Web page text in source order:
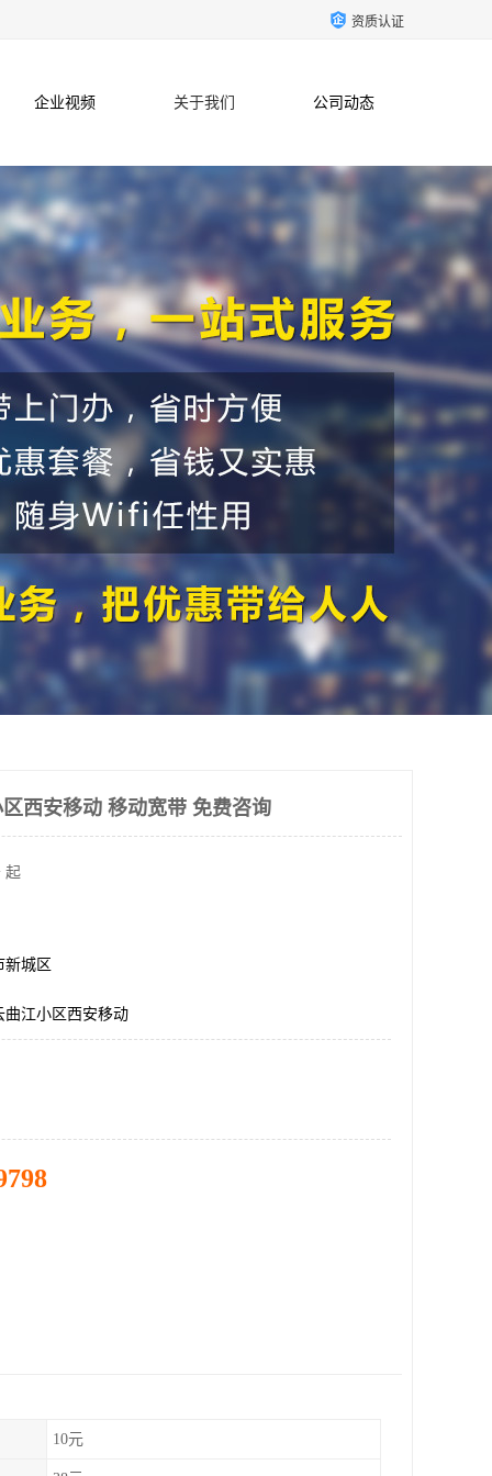
资质认证
企业视频 关于我们 公司动态
联系方式
西安移动 移动宽带 免费咨询
起
新城区
曲江小区西安移动
10元